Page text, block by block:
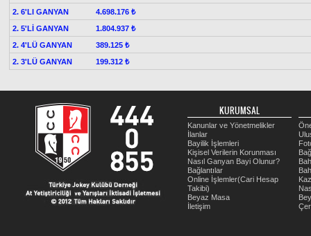
2. 6'LI GANYAN
4.698.176 ₺
2. 5'Lİ GANYAN
1.804.937 ₺
2. 4'LÜ GANYAN
389.125 ₺
2. 3'LÜ GANYAN
199.312 ₺
KURUMSAL
Kanunlar ve Yönetmelikler
İlanlar
Bayilik İşlemleri
Kişisel Verilerin Korunması
Nasıl Ganyan Bayi Olunur?
Bağlantılar
Online İşlemler(Cari Hesap
Takibi)
Beyaz Masa
İletişim